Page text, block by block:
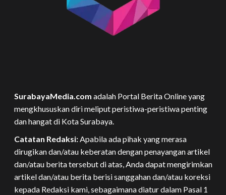
SurabayaMedia.com adalah Portal Berita Online yang
mengkhususkan diri meliput peristiwa-peristiwa penting
dan hangat di Kota Surabaya.
Catatan Redaksi:Apabila ada pihak yang merasa
dirugikan dan/atau keberatan dengan penayangan artikel
dan/atau berita tersebut di atas, Anda dapat mengirimkan
artikel dan/atau berita berisi sanggahan dan/atau koreksi
kepada Redaksi kami, sebagaimana diatur dalam Pasal 1